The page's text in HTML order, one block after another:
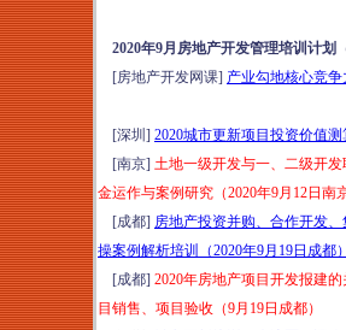
2020年9月房地产开发管理培训计划
[房地产开发网课] 产业勾地核心竞
[深圳] 2020城市更新项目投资价值
[南京] 土地一级开发与一、二级开
金运作与案例研究（2020年9月12日南
[成都] 房地产投资并购、合作开发
操案例解析培训（2020年9月19日成都
[成都] 2020年房地产项目开发报建
目销售、项目验收（9月19日成都）